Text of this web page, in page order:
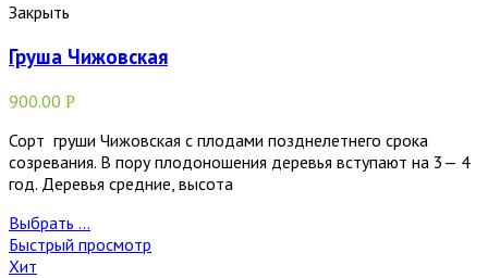
Закрыть
Груша Чижовская
900.00 Р
Сорт груши Чижовская с плодами позднелетнего срока
созревания. В пору плодоношения деревья вступают на 3— 4
год. Деревья средние, высота
Выбрать ...
Быстрый просмотр
Хит